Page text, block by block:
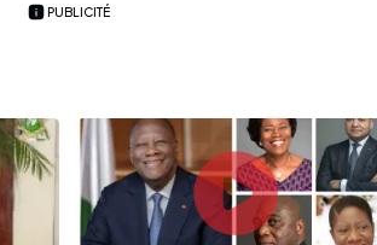
PUBLICITÉ